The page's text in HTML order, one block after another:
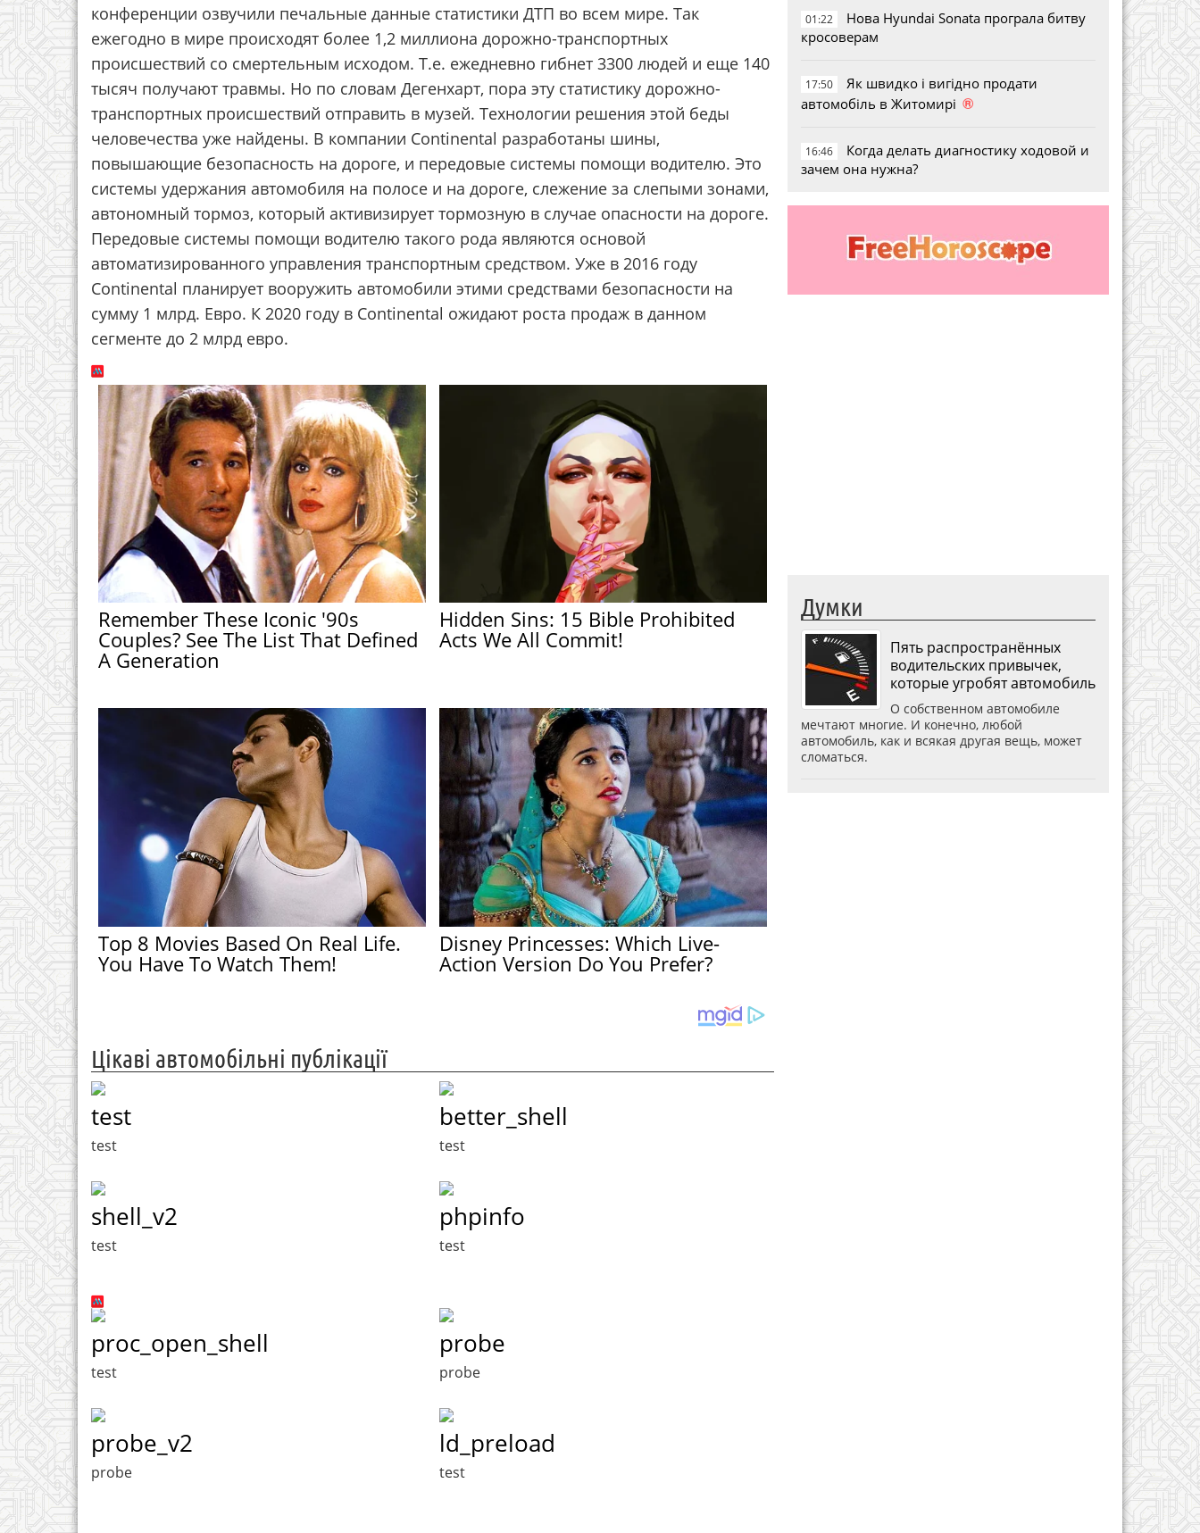
конференции озвучили печальные данные статистики ДТП во всем мире. Так
ежегодно в мире происходят более 1,2 миллиона дорожно-транспортных
происшествий со смертельным исходом. Т.е. ежедневно гибнет 3300 людей и еще 140
тысяч получают травмы. Но по словам Дегенхарт, пора эту статистику дорожно-
транспортных происшествий отправить в музей. Технологии решения этой беды
человечества уже найдены. В компании Continental разработаны шины,
повышающие безопасность на дороге, и передовые системы помощи водителю. Это
системы удержания автомобиля на полосе и на дороге, слежение за слепыми зонами,
автономный тормоз, который активизирует тормозную в случае опасности на дороге.
Передовые системы помощи водителю такого рода являются основой
автоматизированного управления транспортным средством. Уже в 2016 году
Continental планирует вооружить автомобили этими средствами безопасности на
сумму 1 млрд. Евро. К 2020 году в Continental ожидают роста продаж в данном
сегменте до 2 млрд евро.
Remember These Iconic '90s
Couples? See The List That Defined
A Generation
Hidden Sins: 15 Bible Prohibited
Acts We All Commit!
Top 8 Movies Based On Real Life.
You Have To Watch Them!
Disney Princesses: Which Live-
Action Version Do You Prefer?
Цікаві автомобільні публікації
test
test
better_shell
test
shell_v2
test
phpinfo
test
proc_open_shell
test
probe
probe
probe_v2
probe
ld_preload
test
01:22
Нова Hyundai Sonata програла битву
кросоверам
17:50
Як швидко і вигідно продати
автомобіль в Житомирі ®
16:46
Когда делать диагностику ходовой и
зачем она нужна?
Думки
Пять распространённых
водительских привычек,
которые угробят автомобиль
О собственном автомобиле
мечтают многие. И конечно, любой
автомобиль, как и всякая другая вещь, может
сломаться.